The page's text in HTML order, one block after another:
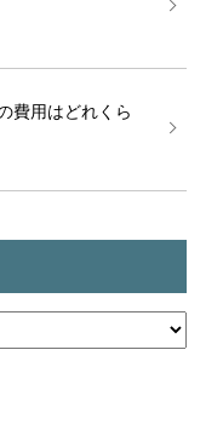
費用はどれくら